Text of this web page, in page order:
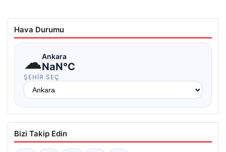
Hava Durumu
☁Ankara
NaN°C
ŞEHIR SEÇ
Bizi Takip Edin